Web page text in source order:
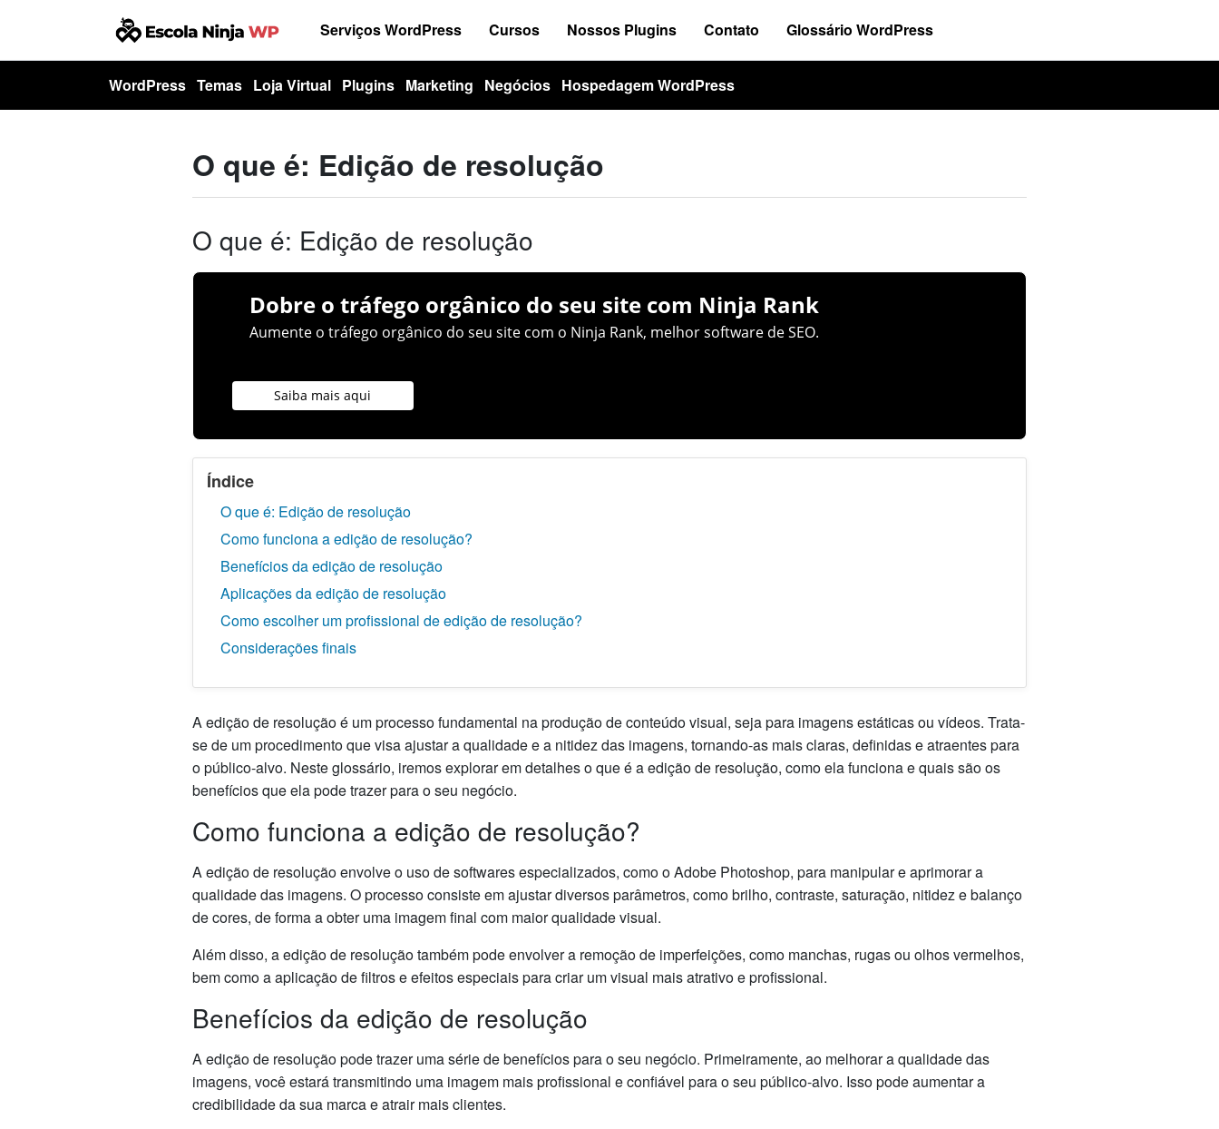
Serviços WordPress Cursos Nossos Plugins Contato Glossário WordPress
WordPress Temas Loja Virtual Plugins Marketing Negócios Hospedagem WordPress
O que é: Edição de resolução
O que é: Edição de resolução
Dobre o tráfego orgânico do seu site com Ninja Rank
Aumente o tráfego orgânico do seu site com o Ninja Rank, melhor software de SEO.
Saiba mais aqui
Índice
O que é: Edição de resolução
Como funciona a edição de resolução?
Benefícios da edição de resolução
Aplicações da edição de resolução
Como escolher um profissional de edição de resolução?
Considerações finais
A edição de resolução é um processo fundamental na produção de conteúdo visual, seja para imagens estáticas ou vídeos. Trata-
se de um procedimento que visa ajustar a qualidade e a nitidez das imagens, tornando-as mais claras, definidas e atraentes para
o público-alvo. Neste glossário, iremos explorar em detalhes o que é a edição de resolução, como ela funciona e quais são os
benefícios que ela pode trazer para o seu negócio.
Como funciona a edição de resolução?
A edição de resolução envolve o uso de softwares especializados, como o Adobe Photoshop, para manipular e aprimorar a
qualidade das imagens. O processo consiste em ajustar diversos parâmetros, como brilho, contraste, saturação, nitidez e balanço
de cores, de forma a obter uma imagem final com maior qualidade visual.
Além disso, a edição de resolução também pode envolver a remoção de imperfeições, como manchas, rugas ou olhos vermelhos,
bem como a aplicação de filtros e efeitos especiais para criar um visual mais atrativo e profissional.
Benefícios da edição de resolução
A edição de resolução pode trazer uma série de benefícios para o seu negócio. Primeiramente, ao melhorar a qualidade das
imagens, você estará transmitindo uma imagem mais profissional e confiável para o seu público-alvo. Isso pode aumentar a
credibilidade da sua marca e atrair mais clientes.